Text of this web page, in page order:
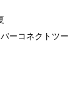
ーコネクトツー